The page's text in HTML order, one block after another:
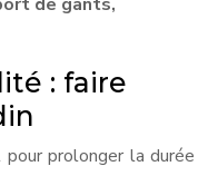
: faire
prolonger la durée